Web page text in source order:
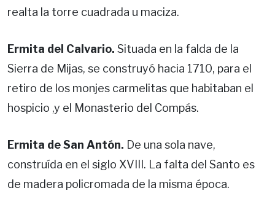
realta la torre cuadrada u maciza.
Ermita del Calvario. Situada en la falda de la
Sierra de Mijas, se construyó hacia 1710, para el
retiro de los monjes carmelitas que habitaban el
hospicio ,y el Monasterio del Compás.
Ermita de San Antón. De una sola nave,
construída en el siglo XVIII. La falta del Santo es
de madera policromada de la misma época.